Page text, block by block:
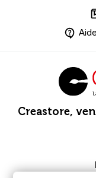
Creastore,